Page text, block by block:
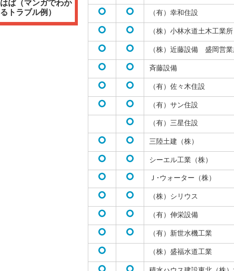
はば（マンガでわか
るトラブル例）
（有）幸和住設
（株）小林水道土木工業所
（株）近藤設備 盛岡営
斉藤設備
（有）佐々木住設
（有）サン住設
（有）三星住設
三陸土建（株）
シーエル工業（株）
Ｊ･ウォーター（株）
（株）シリウス
（有）伸栄設備
（有）新世水機工業
（株）盛福水道工業